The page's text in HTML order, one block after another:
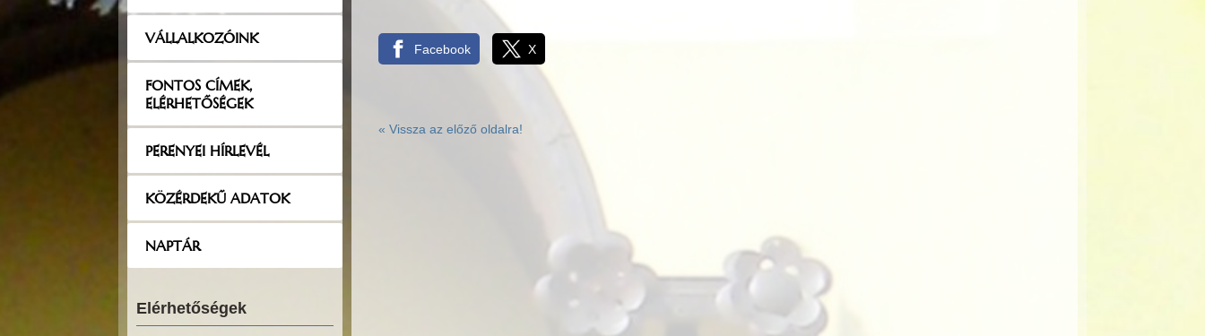
VÁLLALKOZÓINK
FONTOS CÍMEK,
ELÉRHETŐSÉGEK
PERENYEI HÍRLEVÉL
KÖZÉRDEKŰ ADATOK
NAPTÁR
Elérhetőségek
Facebook X
« Vissza az előző oldalra!